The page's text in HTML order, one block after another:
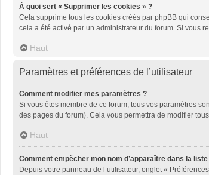
À quoi sert « Supprimer les cookies » ?
Cela supprime tous les cookies créés par phpBB qui
cela a été activé par un administrateur du forum. Si vous
Haut
Paramètres et préférences de l’utilisateur
Comment modifier mes paramètres ?
Si vous êtes membre de ce forum, tous vos paramètres
des pages du forum). Cela vous permettra de modifier
Haut
Comment empêcher mon nom d’apparaître dans la
Depuis votre panneau de l’utilisateur, onglet «